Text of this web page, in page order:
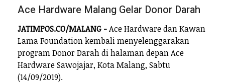
Ace Hardware Malang Gelar Donor Darah
JATIMPOS.CO/MALANG -Ace Hardware dan Kawan
Lama Foundation kembali menyelenggarakan
program Donor Darah di halaman depan Ace
Hardware Sawojajar, Kota Malang, Sabtu
(14/09/2019).